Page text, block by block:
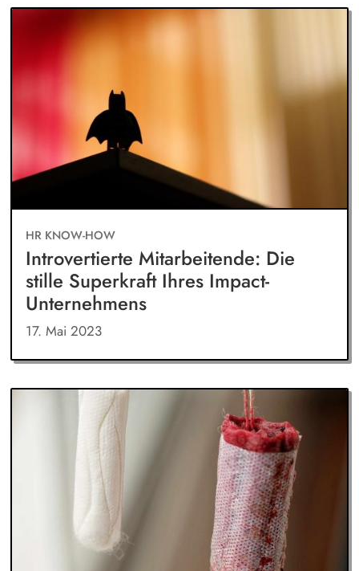
HR KNOW-HOW
Introvertierte Mitarbeitende: Die
stille Superkraft Ihres Impact-
Unternehmens
17. Mai 2023